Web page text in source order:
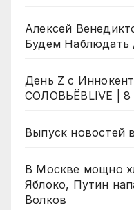
Алексей
Будем Наблюдать
День Z с
СОЛОВЬЁВLIVE | 8
Выпуск новостей
В Москве мощно
Яблоко, Путин
Волков